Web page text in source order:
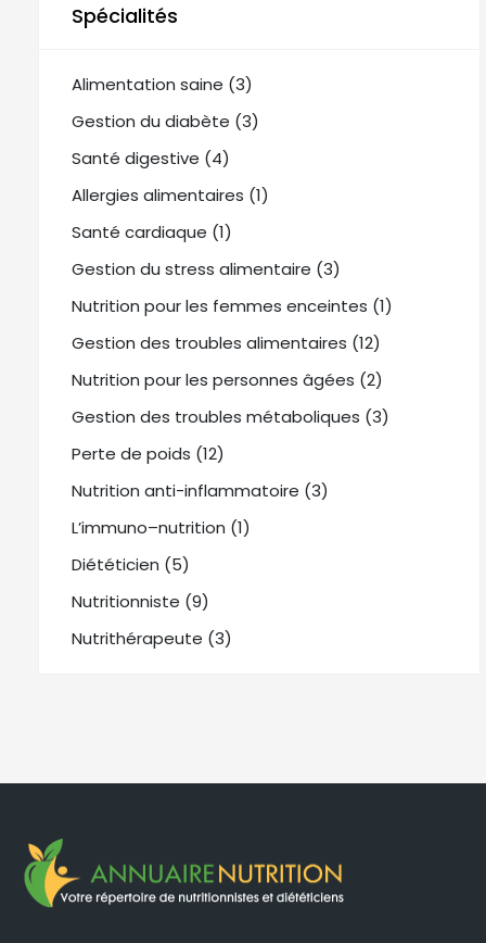
Spécialités
Alimentation saine (3)
Gestion du diabète (3)
Santé digestive (4)
Allergies alimentaires (1)
Santé cardiaque (1)
Gestion du stress alimentaire (3)
Nutrition pour les femmes enceintes (1)
Gestion des troubles alimentaires (12)
Nutrition pour les personnes âgées (2)
Gestion des troubles métaboliques (3)
Perte de poids (12)
Nutrition anti-inflammatoire (3)
L’immuno–nutrition (1)
Diététicien (5)
Nutritionniste (9)
Nutrithérapeute (3)